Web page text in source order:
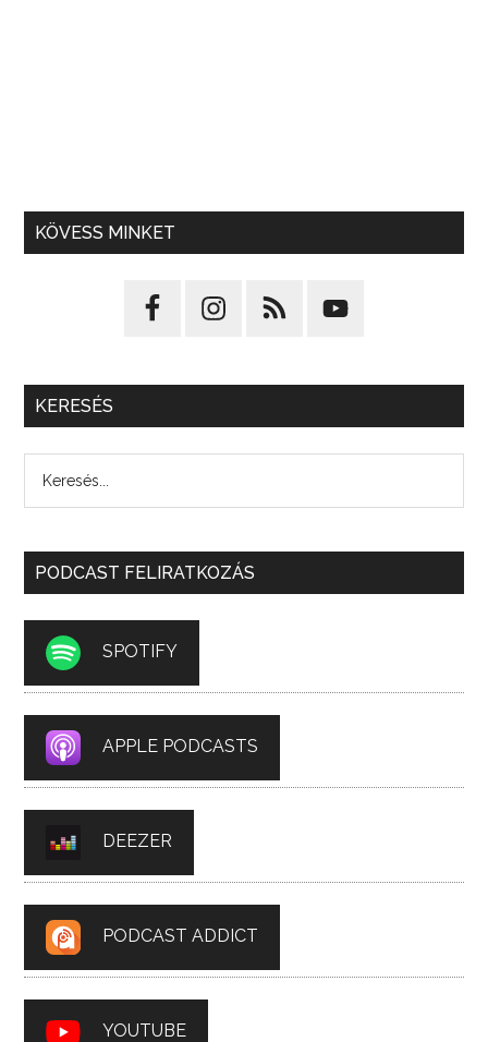
KÖVESS MINKET
KERESÉS
PODCAST FELIRATKOZÁS
SPOTIFY
APPLE PODCASTS
DEEZER
PODCAST ADDICT
YOUTUBE